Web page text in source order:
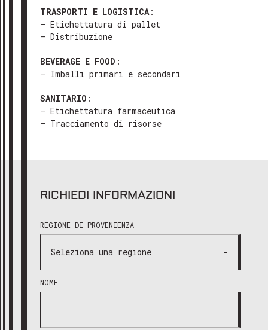
TRASPORTI E LOGISTICA:
– Etichettatura di pallet
– Distribuzione
BEVERAGE E FOOD :
– Imballi primari e secondari
SANITARIO :
– Etichettatura farmaceutica
– Tracciamento di risorse
RICHIEDI INFORMAZIONI
REGIONE DI PROVENIENZA
NOME